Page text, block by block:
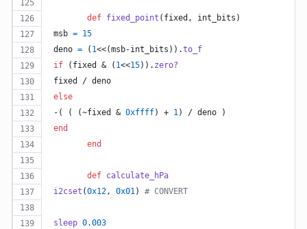
def fixed_point ( fixed , int_bits )
msb = 15
deno = ( 1<<(msb-int_bits ) ) .to_f
if
( fixed & ( 1<<15) ) . zero?
fixed
/ deno
else
- ( ( (~fixed & 0xffff) + 1) / deno
)
end
end
def calculate_hPa
i2cset (0x12, 0x01) # CONVERT
sleep 0.003